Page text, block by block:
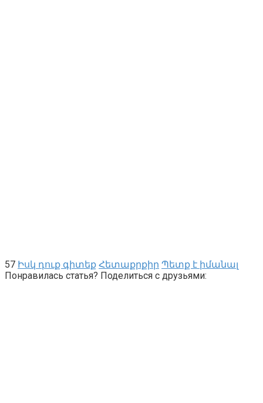
57 Իսկ դուք գիտեք Հետաքրքիր Պետք է իմանալ
Понравилась статья? Поделиться с друзьями: